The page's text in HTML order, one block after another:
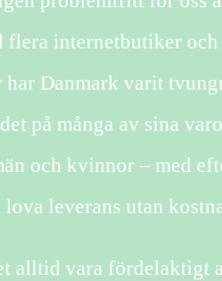
flera internetbutiker
Danmark varit
på många av sina
och kvinnor – med
leverans utan
alltid vara fördelaktigt